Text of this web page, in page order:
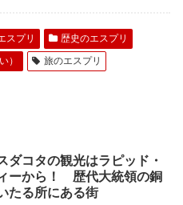
スプリ
歴史のエスプリ
）
旅のエスプリ
ダコタの観光はラピッド・
ーから！ 歴代大統領の銅
たる所にある街